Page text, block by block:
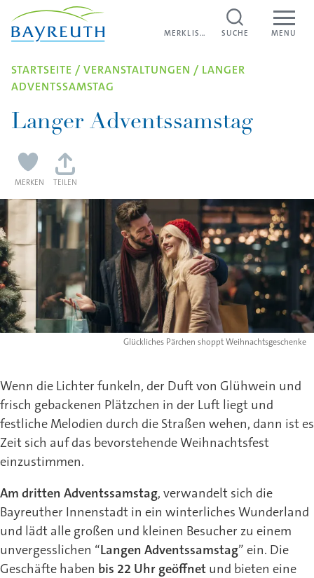
Direkt zum Inhalt
MENU
SUCHE
MERKLISTE
STADTRADELN
FILMFESTIVAL „KONTRAST“
STARTSEITE / VERANSTALTUNGEN / LANGER
ADVENTSSAMSTAG
Langer Adventssamstag
MERKEN TEILEN
Glückliches Pärchen shoppt Weihnachtsgeschenke
Wenn die Lichter funkeln, der Duft von Glühwein und
frisch gebackenen Plätzchen in der Luft liegt und
festliche Melodien durch die Straßen wehen, dann ist es
Zeit sich auf das bevorstehende Weihnachtsfest
einzustimmen.
Am dritten Adventssamstag, verwandelt sich die
Bayreuther Innenstadt in ein winterliches Wunderland
und lädt alle großen und kleinen Besucher zu einem
unvergesslichen “Langen Adventssamstag” ein. Die
Geschäfte haben bis 22 Uhr geöffnet und bieten eine